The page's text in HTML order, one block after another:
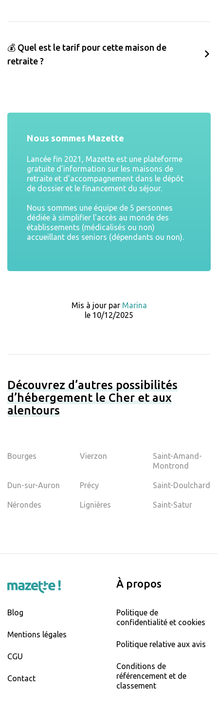
💰 Quel est le tarif pour cette maison de
retraite ?
Nous sommes Mazette
Lancée fin 2021, Mazette est une plateforme
gratuite d'information sur les maisons de
retraite et d'accompagnement dans le dépôt
de dossier et le financement du séjour.
Nous sommes une équipe de 5 personnes
dédiée à simplifier l'accès au monde des
établissements (médicalisés ou non)
accueillant des seniors (dépendants ou non).
Mis à jour par Marina
le 10/12/2025
Découvrez d’autres possibilités
d’hébergement le Cher et aux
alentours
Bourges Vierzon
Saint-Amand-
Montrond
Dun-sur-Auron Précy Saint-Doulchard
Nérondes Lignières Saint-Satur
Blog
Mentions légales
CGU
Contact
À propos
Politique de
confidentialité et cookies
Politique relative aux avis
Conditions de
référencement et de
classement